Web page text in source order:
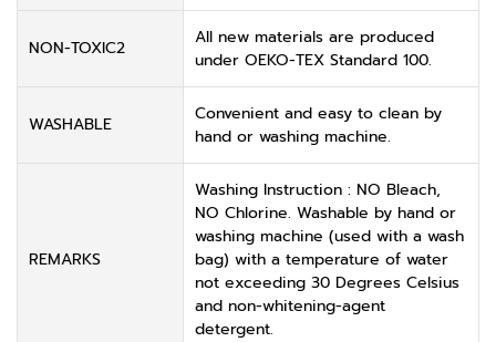
NON-TOXIC2
All new materials are produced
under OEKO-TEX Standard 100.
WASHABLE
Convenient and easy to clean by
hand or washing machine.
REMARKS
Washing Instruction : NO Bleach,
NO Chlorine. Washable by hand or
washing machine (used with a wash
bag) with a temperature of water
not exceeding 30 Degrees Celsius
and non-whitening-agent
detergent.